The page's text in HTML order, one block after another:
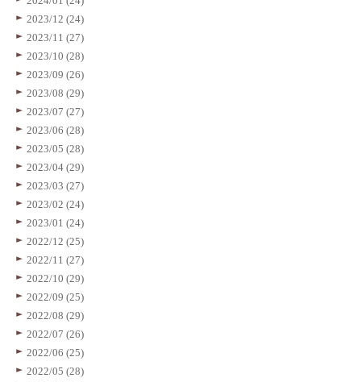
2023/12 (24)
2023/11 (27)
2023/10 (28)
2023/09 (26)
2023/08 (29)
2023/07 (27)
2023/06 (28)
2023/05 (28)
2023/04 (29)
2023/03 (27)
2023/02 (24)
2023/01 (24)
2022/12 (25)
2022/11 (27)
2022/10 (29)
2022/09 (25)
2022/08 (29)
2022/07 (26)
2022/06 (25)
2022/05 (28)